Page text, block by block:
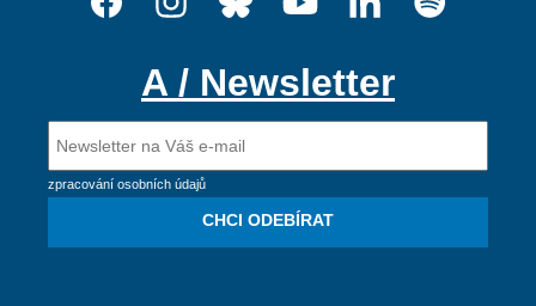
A / Newsletter
zpracování osobních údajů
CHCI ODEBÍRAT